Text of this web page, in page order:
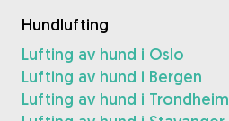
Hundlufting
Lufting av hund i Oslo
Lufting av hund i Bergen
Lufting av hund i Trondheim